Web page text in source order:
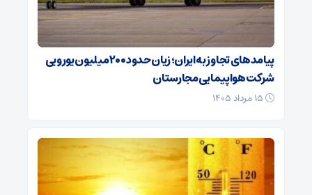
پیامدهای تجاوز به ایران؛ زیان حدود ۲۰۰ میلیون یورویی
شرکت هواپیمایی مجارستان